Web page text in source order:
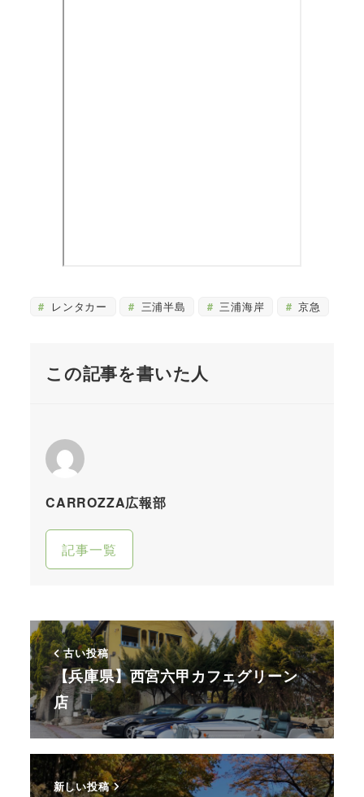
レンタカー 三浦半島 三浦海岸 京急
この記事を書いた人
CARROZZA広報部
記事一覧
古い投稿
【兵庫県】西宮六甲カフェグリーン
店
新しい投稿